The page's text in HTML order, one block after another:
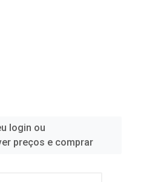
login ou
preços e comprar